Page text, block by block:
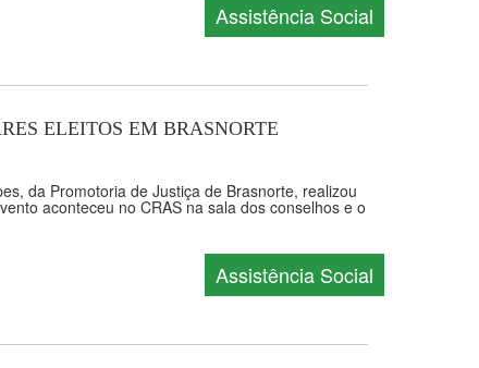
Assistência Social
ELEITOS EM BRASNORTE
da Promotoria de Justiça de Brasnorte, realizou
aconteceu no CRAS na sala dos conselhos e o
Assistência Social